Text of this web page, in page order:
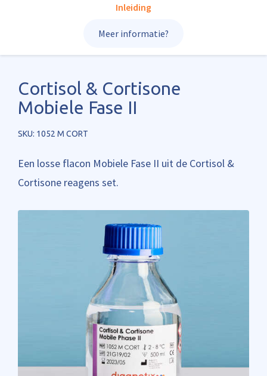
Inleiding
Meer informatie?
Cortisol & Cortisone
Mobiele Fase II
SKU: 1052 M CORT
Een losse flacon Mobiele Fase II uit de Cortisol &
Cortisone reagens set.